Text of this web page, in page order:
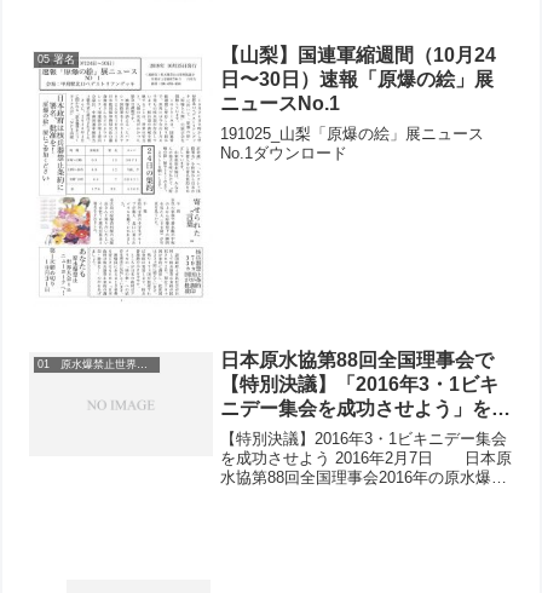
05 署名
【山梨】国連軍縮週間（10月24
日〜30日）速報「原爆の絵」展
ニュースNo.1
191025_山梨「原爆の絵」展ニュース
No.1ダウンロード
01 原水爆禁止世界大会
日本原水協第88回全国理事会で
【特別決議】「2016年3・1ビキ
ニデー集会を成功させよう」を決
定
【特別決議】2016年3・1ビキニデー集会
を成功させよう 2016年2月7日 日本原
水協第88回全国理事会2016年の原水爆禁